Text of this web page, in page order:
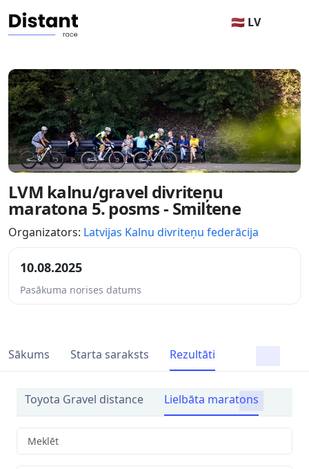
🇱🇻 LV
LVM kalnu/gravel divriteņu
maratona 5. posms - Smiltene
Organizators: Latvijas Kalnu divriteņu federācija
10.08.2025
Pasākuma norises datums
Sākums Starta saraksts Rezultāti
Toyota Gravel distance Lielbāta maratons